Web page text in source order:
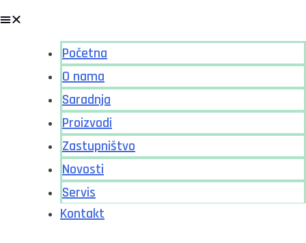
Početna
O nama
Saradnja
Proizvodi
Zastupništvo
Novosti
Servis
Kontakt